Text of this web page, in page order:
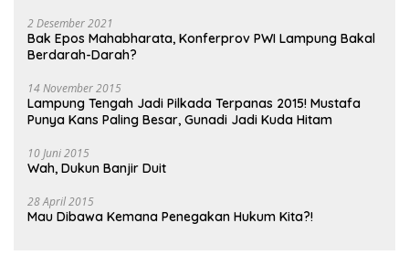
2 Desember 2021
Bak Epos Mahabharata, Konferprov PWI Lampung Bakal
Berdarah-Darah?
14 November 2015
Lampung Tengah Jadi Pilkada Terpanas 2015! Mustafa
Punya Kans Paling Besar, Gunadi Jadi Kuda Hitam
10 Juni 2015
Wah, Dukun Banjir Duit
28 April 2015
Mau Dibawa Kemana Penegakan Hukum Kita?!